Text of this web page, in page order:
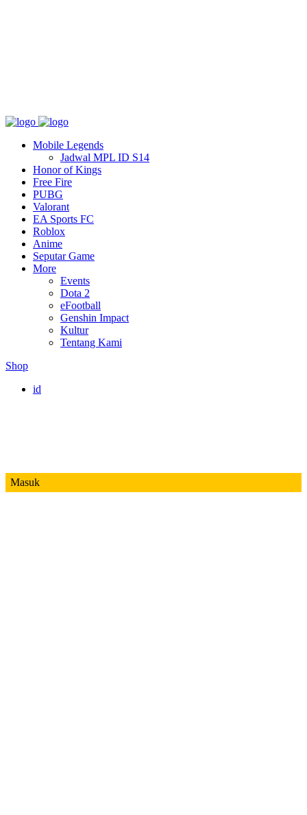
Mobile Legends
Jadwal MPL ID S14
Honor of Kings
Free Fire
PUBG
Valorant
EA Sports FC
Roblox
Anime
Seputar Game
More
Events
Dota 2
eFootball
Genshin Impact
Kultur
Tentang Kami
Shop
id
Masuk